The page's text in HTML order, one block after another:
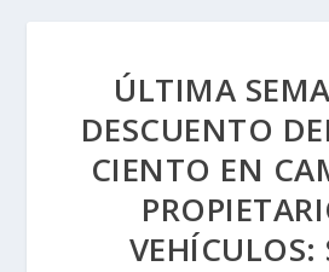
ÚLTIMA
DESCUENTO
CIENTO EN
VEHÍCULOS: